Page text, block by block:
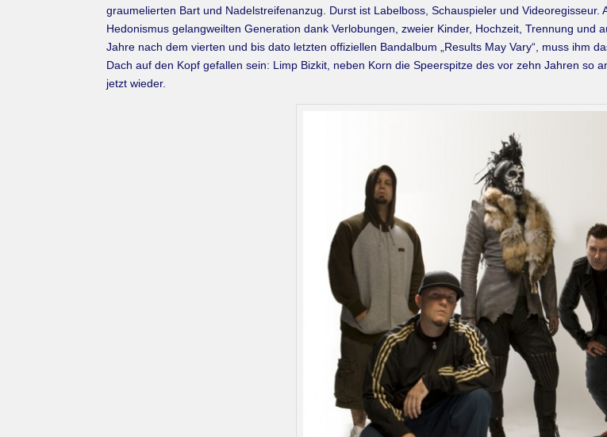
graumelierten Bart und Nadelstreifenanzug. Durst ist Labelboss, Schauspieler und
Hedonismus gelangweilten Generation dank Verlobungen, zweier Kinder, Hochzeit, Trennung und
Jahre nach dem vierten und bis dato letzten offiziellen Bandalbum „Results May Vary“, muss ihm
Dach auf den Kopf gefallen sein: Limp Bizkit, neben Korn die Speerspitze des vor zehn Jahren so
jetzt wieder.